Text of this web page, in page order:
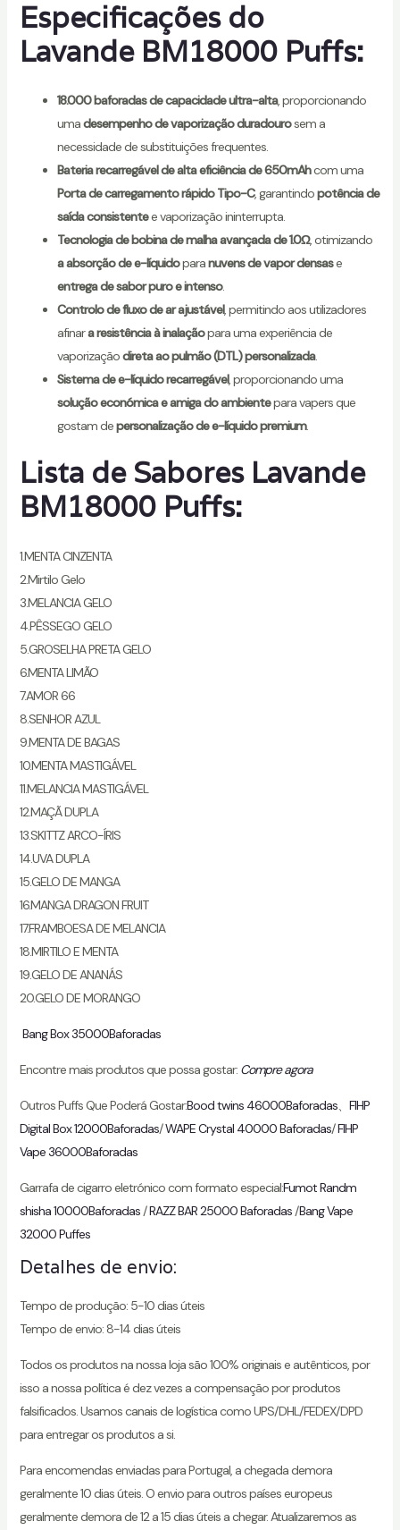
Especificações do
Lavande BM18000 Puffs:
18.000 baforadas de capacidade ultra-alta, proporcionando
umadesempenho de vaporização duradourosem a
necessidade de substituições frequentes.
Bateria recarregável de alta eficiência de 650mAhcom uma
Porta de carregamento rápido Tipo-C, garantindopotência de
saída consistentee vaporização ininterrupta.
Tecnologia de bobina de malha avançada de 1.0Ω, otimizando
a absorção de e-líquidoparanuvens de vapor densase
entrega de sabor puro e intenso.
Controlo de fluxo de ar ajustável, permitindo aos utilizadores
afinara resistência à inalaçãopara uma experiência de
vaporizaçãodireta ao pulmão (DTL) personalizada.
Sistema de e-líquido recarregável, proporcionando uma
solução económica e amiga do ambientepara vapers que
gostam depersonalização de e-líquido premium.
Lista de Sabores Lavande
BM18000 Puffs:
1.MENTA CINZENTA
2.Mirtilo Gelo
3.MELANCIA GELO
4.PÊSSEGO GELO
5.GROSELHA PRETA GELO
6.MENTA LIMÃO
7.AMOR 66
8.SENHOR AZUL
9.MENTA DE BAGAS
10.MENTA MASTIGÁVEL
11.MELANCIA MASTIGÁVEL
12.MAÇÃ DUPLA
13.SKITTZ ARCO-ÍRIS
14.UVA DUPLA
15.GELO DE MANGA
16.MANGA DRAGON FRUIT
17.FRAMBOESA DE MELANCIA
18.MIRTILO E MENTA
19.GELO DE ANANÁS
20.GELO DE MORANGO
Bang Box 35000Baforadas
Encontre mais produtos que possa gostar:Compre agora
Outros Puffs Que Poderá Gostar:Bood twins 46000Baforadas、 FIHP
Digital Box 12000Baforadas/WAPE Crystal 40000 Baforadas/FIHP
Vape 36000Baforadas
Garrafa de cigarro eletrónico com formato especial:Fumot Randm
shisha 10000Baforadas/RAZZ BAR 25000 Baforadas/Bang Vape
32000 Puffes
Detalhes de envio:
Tempo de produção: 5-10 dias úteis
Tempo de envio: 8-14 dias úteis
Todos os produtos na nossa loja são 100% originais e autênticos, por
isso a nossa política é dez vezes a compensação por produtos
falsificados. Usamos canais de logística como UPS/DHL/FEDEX/DPD
para entregar os produtos a si.
Para encomendas enviadas para Portugal, a chegada demora
geralmente 10 dias úteis. O envio para outros países europeus
geralmente demora de 12 a 15 dias úteis a chegar. Atualizaremos as